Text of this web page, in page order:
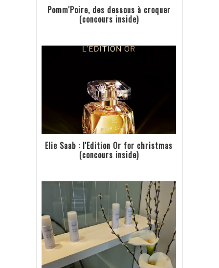
Pomm'Poire, des dessous à croquer
(concours inside)
Elie Saab : l'Edition Or for christmas
(concours inside)